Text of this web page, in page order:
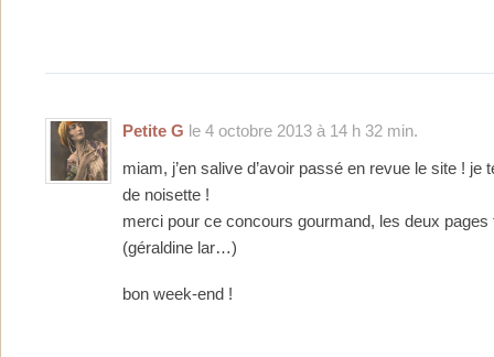
Petite G le 4 octobre 2013 à 14 h 32 min.
miam, j’en salive d’avoir passé en revue le site ! je
de noisette !
merci pour ce concours gourmand, les deux pages
(géraldine lar…)
bon week-end !